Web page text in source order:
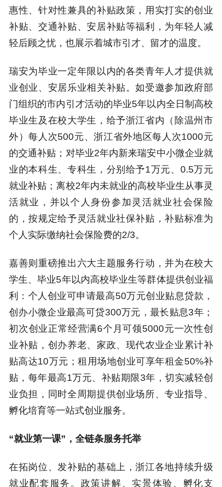
惠性、针对性兼具的补贴政策，用实打实的创业
补贴、交通补贴、安居补贴等福利，为年轻人减
轻后顾之忧，也展示着城市引才、留才的温度。
瑞安为毕业一定年限以内的各类青年人才提供就
业创业、安居乐业相关补贴。如受邀参加政府部
门组织的市内引才活动的毕业5年以内全日制高校
毕业生及在校大学生，给予浙江省内（除温州市
外）每人次500元、浙江省外地区每人次1000元
的交通补贴；对毕业2年内新来瑞安中小微企业就
业的本科生、专科生，分别给予1万元、0.5万元
就业补贴；离校2年内未就业的高校毕业生从事灵
活就业，并以个人身份参加灵活就业社会保险
的，按规定给予灵活就业社保补贴，补贴标准为
个人实际缴纳社会保险费的2/3。
嘉善则重磅推出六大主题服务行动，并为在校大
学生、毕业5年以内高校毕业生等群体提供创业福
利：个人创业可申请最高50万元创业贴息贷款，
创办小微企业最高可贷300万元，最长贴息3年；
初次创业正常经营满6个月可领5000元一次性创
业补贴，创办养老、家政、现代农业企业累计补
贴高达10万元；租用场地创业可享年租金50%补
贴，每年最高1万元、补贴期限3年，切实减轻创
业负担，同时全周期提供创业场所、专业指导、
孵化培育等一站式创业服务。
“就业第一课”，全链条服务托举
在拓岗位、发补贴的基础上，浙江各地持续升级
就业配套服务。政策讲解、实景体验、孵化支